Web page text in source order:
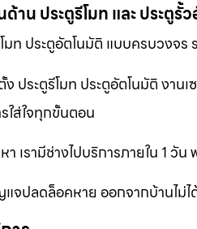
าน ประตูรีโมท และ ประตูรั้
ท ประตูอัตโนมัติ แบบครบวงจร
ประตูรีโมท ประตูอัตโนมัติ งา
ใส่ใจทุกขั้นตอน
เรามีช่างไปบริการภายใน 1 วั
จปลดล็อคหาย ออกจากบ้านไม่ไ